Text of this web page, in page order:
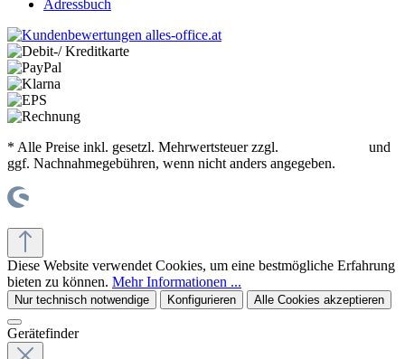
Adressbuch
* Alle Preise inkl. gesetzl. Mehrwertsteuer zzgl.
und
ggf. Nachnahmegebühren, wenn nicht anders angegeben.
Diese Website verwendet Cookies, um eine bestmögliche Erfahrung
bieten zu können. Mehr Informationen ...
Nur technisch notwendige Konfigurieren Alle Cookies akzeptieren
Gerätefinder